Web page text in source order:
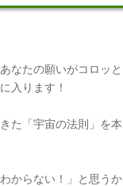
なたの願いがコロッと
入ります！
た「宇宙の法則」を本
からない！」と思うか